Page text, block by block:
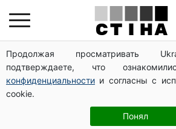
Продолжая просматривать
подтверждаете, что
конфиденциальности и согласны с
cookie.
Понял
Новый знак на центральной
грузовиков запретили
грн
Мавики, зарядные станции и
реанимации: Христианский
Запорожское и Покровское